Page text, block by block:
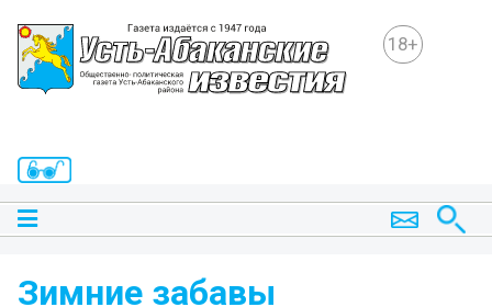
18+
Зимние забавы